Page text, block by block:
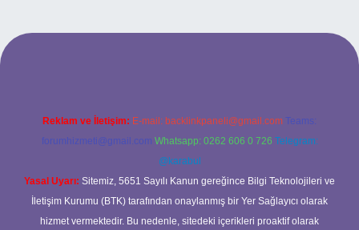
tulipbett.net/
Reklam ve İletişim: E-mail: backlinkpaneli@gmail.com Teams:
forumhizmeti@gmail.com Whatsapp: 0262 606 0 726 Telegram:
@karabul
Yasal Uyarı: Sitemiz, 5651 Sayılı Kanun gereğince Bilgi Teknolojileri ve
İletişim Kurumu (BTK) tarafından onaylanmış bir Yer Sağlayıcı olarak
hizmet vermektedir. Bu nedenle, sitedeki içerikleri proaktif olarak